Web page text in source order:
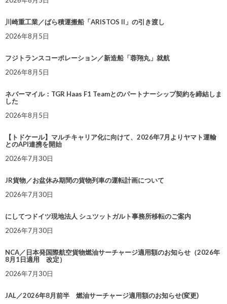
川崎重工業／ばら積運搬船「ARISTOS II」の引き渡し
2026年8月5日
フジトランスコーポレーション／新造船「蓉翔丸」就航
2026年8月5日
ネバーマイル：TGR Haas F1 Teamとのパートナーシップ契約を締結しま
した
2026年8月5日
【トドケール】マルチキャリア化に向けて、2026年7月よりヤマト運輸
とのAPI連携を開始
2026年7月30日
JR貨物／お盆休み期間の貨物列車の運転計画について
2026年7月30日
にしてつドイツ現地法人 シュツットガルト事務所移転のご案内
2026年7月30日
NCA／日本発国際航空貨物燃油サーチャージ適用額のお知らせ（2026年
8月1日適用 改定）
2026年7月30日
JAL／2026年8月前半 燃油サーチャージ適用額のお知らせ(変更)